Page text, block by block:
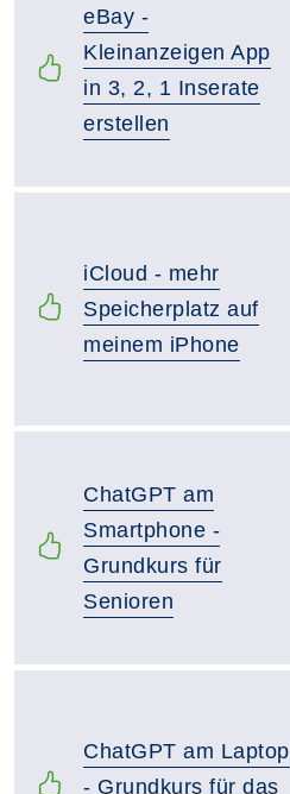
eBay -
Kleinanzeigen App
in 3, 2, 1 Inserate
erstellen
iCloud - mehr
Speicherplatz auf
meinem iPhone
ChatGPT am
Smartphone -
Grundkurs für
Senioren
ChatGPT am Laptop
- Grundkurs für das